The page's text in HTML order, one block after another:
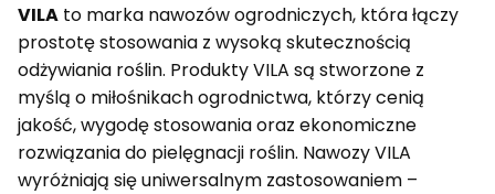
VILA to marka nawozów ogrodniczych, która łączy
prostotę stosowania z wysoką skutecznością
odżywiania roślin. Produkty VILA są stworzone z
myślą o miłośnikach ogrodnictwa, którzy cenią
jakość, wygodę stosowania oraz ekonomiczne
rozwiązania do pielęgnacji roślin. Nawozy VILA
wyróżniają się uniwersalnym zastosowaniem –